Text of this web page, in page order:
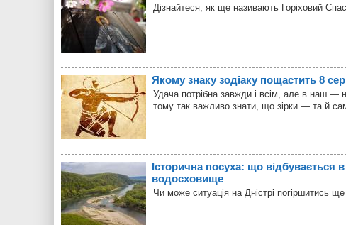
Дізнайтеся, як ще називають Горіховий
Якому знаку зодіаку пощастить 8
Удача потрібна завжди і всім, але в наш —
тому так важливо знати, що зірки — та й
Історична посуха: що відбувається
водосховище
Чи може ситуація на Дністрі погіршитись